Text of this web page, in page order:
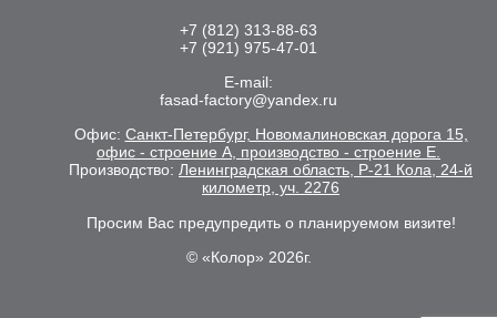
+7 (812) 313-88-63
+7 (921) 975-47-01
E-mail:
fasad-factory@yandex.ru
Офис: Санкт-Петербург, Новомалиновская дорога 15,
офис - строение А, производство - строение Е.
Производство: Ленинградская область, Р-21 Кола, 24-й
километр, уч. 2276
Просим Вас предупредить о планируемом визите!
© «Колор» 2026г.